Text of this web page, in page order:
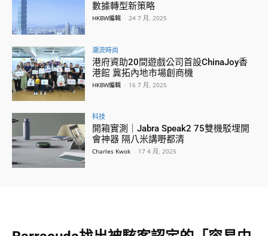
數據轉型新策略
HKBW編輯 - 24 7 月, 2025
潮流時尚
港府資助20間遊戲公司首設ChinaJoy香
港館 冀拓內地市場創商機
HKBW編輯 - 16 7 月, 2025
科技
開箱實測｜Jabra Speak2 75雙機駁埋開
會神器 隔八米講嘢都清
Charles Kwok - 17 4 月, 2025